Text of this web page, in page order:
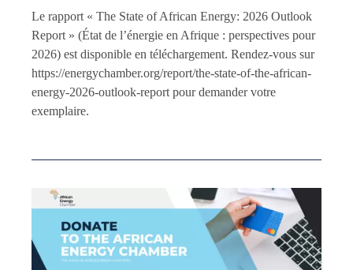
Le rapport « The State of African Energy: 2026 Outlook
Report » (État de l’énergie en Afrique : perspectives pour
2026) est disponible en téléchargement. Rendez-vous sur
https://energychamber.org/report/the-state-of-the-african-
energy-2026-outlook-report pour demander votre
exemplaire.